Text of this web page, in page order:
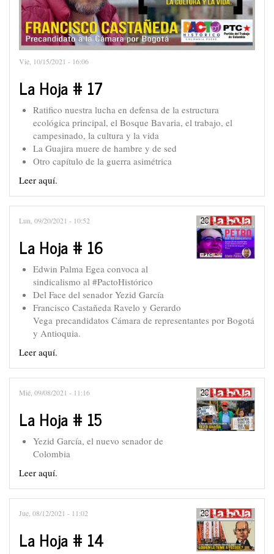
Vie, 10/15/2021 - 16:06
La Hoja # 17
Ratifico nuestra lucha en defensa de la estructura
ecológica principal, el Bosque Bavaria, el trabajo, el
campesinado, la cultura y la vida
La Guajira muere de hambre y de sed
Otro capítulo de la guerra asimétrica
Leer aquí.
Lun, 09/20/2021 - 10:52
La Hoja # 16
Edwin Palma Egea convoca al
sindicalismo al #PactoHistórico
Del Face del senador Yezid García
Francisco Castañeda Ravelo y Gerardo
Vega precandidatos Cámara de representantes por Bogotá
y Antioquia.
Leer aquí.
Mié, 09/08/2021 - 11:16
La Hoja # 15
Yezid García, el nuevo senador de
Colombia
Leer aquí.
Jue, 08/12/2021 - 11:02
La Hoja # 14